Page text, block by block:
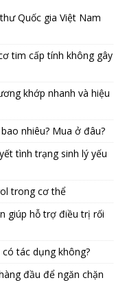
Quốc gia Việt Nam
tim cấp tính không gây
khớp nhanh và hiệu
nhiêu? Mua ở đâu?
tình trạng sinh lý yếu
trong cơ thể
giúp hỗ trợ điều trị rối
tác dụng không?
đầu để ngăn chặn